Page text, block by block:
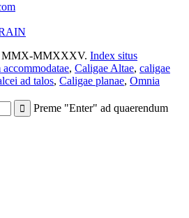
MMX-MMXXXV. Index situs
, Caligae Altae, caligae
ad talos, Caligae planae, Omnia
Preme "Enter" ad quaerendum